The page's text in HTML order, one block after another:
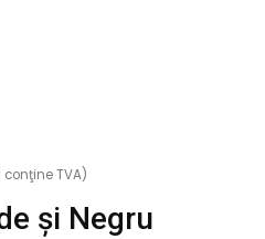
conţine TVA)
și Negru